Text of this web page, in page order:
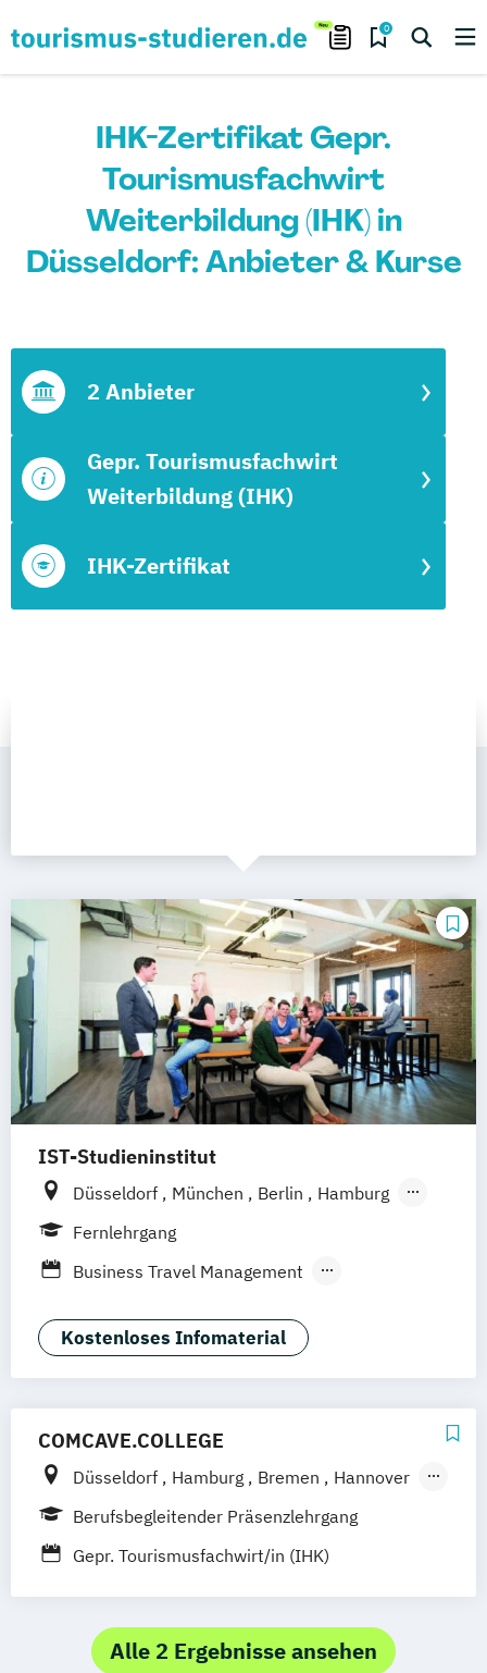
0
IHK-Zertifikat Gepr.
Tourismusfachwirt
Weiterbildung (IHK) in
Düsseldorf: Anbieter & Kurse
IHK-Zertifikat
Gepr. Tourismusfachwirt
Weiterbildung (IHK)
2 Anbieter
IST-Studieninstitut
Düsseldorf München Berlin
Hamburg
Weil am Rhein
Fernlehrgang
Business Travel Management
F&B Manager:in
Geprüfte:r Tourismusfachwirt:in (IHK)
Sport- und Gesundheitstourismus
Tourismusbetriebswirt:in
Tourismusmarketing Touristikfachkraft
Kostenloses Infomaterial
COMCAVE.COLLEGE
Düsseldorf Hamburg Bremen
Hannover
Berlin
Leipzig Dresden
Nürnberg
Duisburg Köln Mönchengladbach
Siegen Wiesbaden Frankfurt am Main
Mannheim Karlsruhe Stuttgart
Augsburg München
Berufsbegleitender Präsenzlehrgang
Gepr. Tourismusfachwirt/in (IHK)
Alle 2 Ergebnisse ansehen